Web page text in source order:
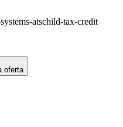
atschild-tax-credit
oferta